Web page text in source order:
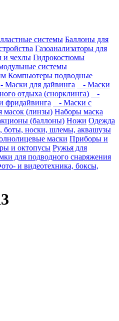
системы Баллоны для
Газоанализаторы для
и чехлы Гидрокостюмы
системы
Компьютеры подводные
Маски для дайвинга
- Маски
отдыха (снорклинга)
-
фридайвинга
- Маски с
масок (линзы) Наборы маска
(баллоны) Ножи Одежда
боты, носки, шлемы, аквашузы
маски Приборы и
и октопусы Ружья для
для подводного снаряжения
и видеотехника, боксы,